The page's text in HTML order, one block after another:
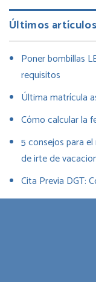
Últimos artículos
Poner bombillas
requisitos
Última matrícula
Cómo calcular la
5 consejos para
de irte de
Cita Previa DGT: